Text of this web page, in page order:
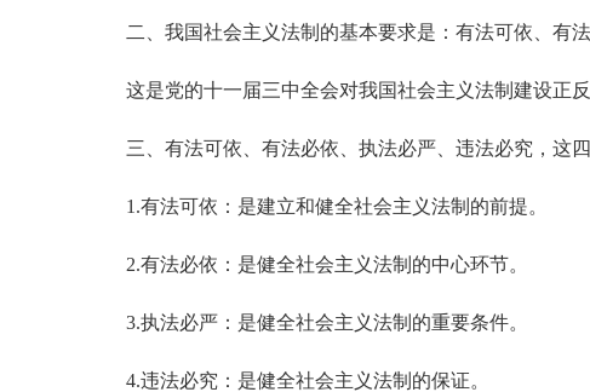
二、我国社会主义法制的基本要求是：有法可依、有法
这是党的十一届三中全会对我国社会主义法制建设正反
三、有法可依、有法必依、执法必严、违法必究，这四
1.有法可依：是建立和健全社会主义法制的前提。
2.有法必依：是健全社会主义法制的中心环节。
3.执法必严：是健全社会主义法制的重要条件。
4.违法必究：是健全社会主义法制的保证。